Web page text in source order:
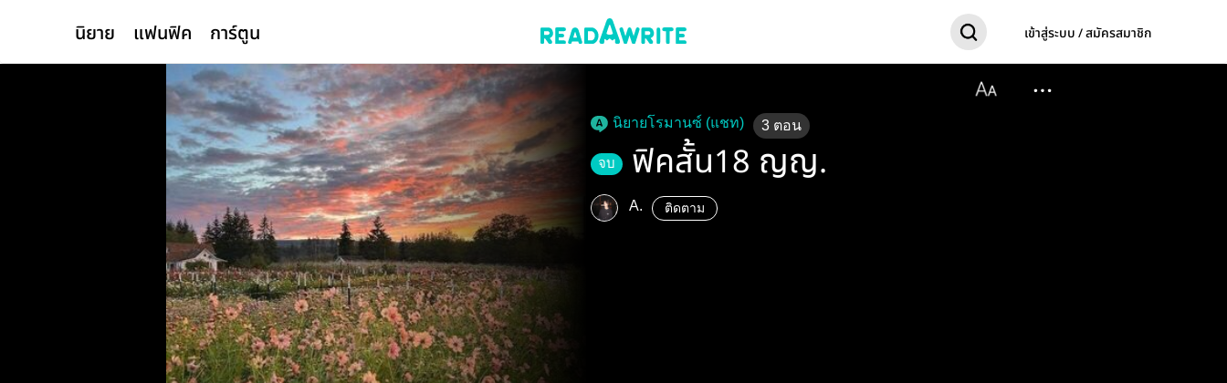
นิยาย แฟนฟิค การ์ตูน เข้าสู่ระบบ / สมัครสมาชิก
นิยายโรมานซ์ (แชท) 3 ตอน
จบ ฟิคสั้น18 ญญ.
A. ติดตาม